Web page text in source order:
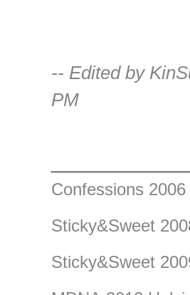
-- Edited by
PM
Confessions
Sticky&Sweet
Sticky&Sweet